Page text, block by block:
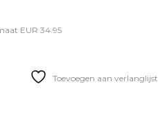
EUR 34.95
Toevoegen aan verlanglijst